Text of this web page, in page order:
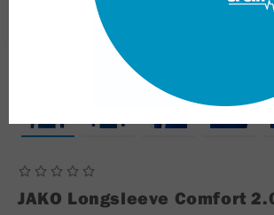
JAKO Longsleeve Comfort